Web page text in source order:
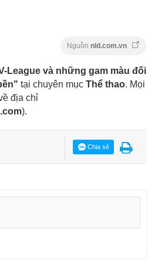
Nguồn nld.com.vn
League và những gam màu đối
tại chuyên mục Thể thao. Mọi
địa chỉ
).
Chia sẻ